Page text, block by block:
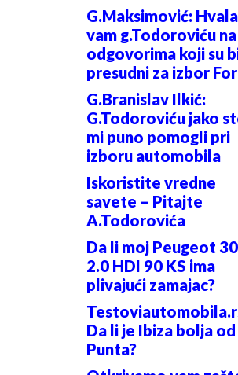
G.Maksimović: Hvala
vam g.Todoroviću na
odgovorima koji su
presudni za izbor
G.Branislav Ilkić:
G.Todoroviću jako
mi puno pomogli pri
izboru automobila
Iskoristite vredne
savete – Pitajte
A.Todorovića
Da li moj Peugeot
2.0 HDI 90 KS ima
plivajući zamajac?
Da li je Ibiza bolja od
Punta?